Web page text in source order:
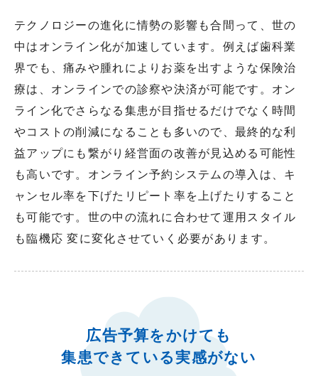
テクノロジーの進化に情勢の影響も合間って、世の
中はオンライン化が加速しています。例えば歯科業
界でも、痛みや腫れによりお薬を出すような保険治
療は、オンラインでの診察や決済が可能です。オン
ライン化でさらなる集患が目指せるだけでなく時間
やコストの削減になることも多いので、最終的な利
益アップにも繋がり経営面の改善が見込める可能性
も高いです。オンライン予約システムの導入は、キ
ャンセル率を下げたリピート率を上げたりすること
も可能です。世の中の流れに合わせて運用スタイル
も臨機応 変に変化させていく必要があります。
広告予算をかけても
集患できている実感がない